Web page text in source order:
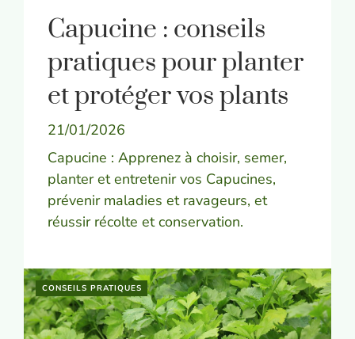
Capucine : conseils
pratiques pour planter
et protéger vos plants
21/01/2026
Capucine : Apprenez à choisir, semer,
planter et entretenir vos Capucines,
prévenir maladies et ravageurs, et
réussir récolte et conservation.
CONSEILS PRATIQUES